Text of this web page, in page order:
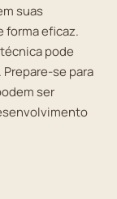
suas
forma eficaz.
pode
se para
ser